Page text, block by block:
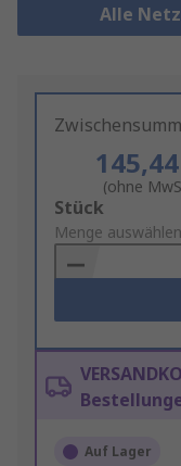
Alle
(ohne
Add
to
Basket
Stück
Menge
Auf Lager